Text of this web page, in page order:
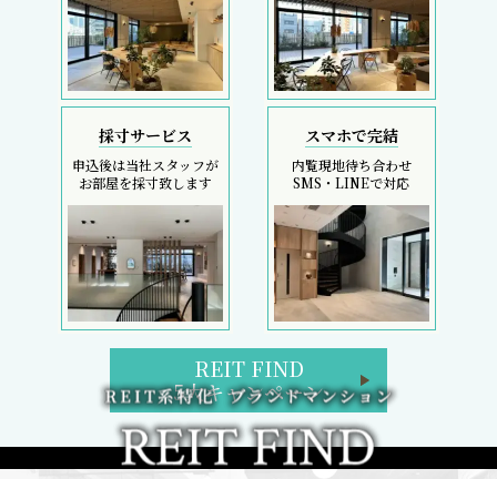
採寸サービス
申込後は当社スタッフが
お部屋を採寸致します
スマホで完結
内覧現地待ち合わせ
SMS・LINEで対応
REIT FIND
5大キャンペーン